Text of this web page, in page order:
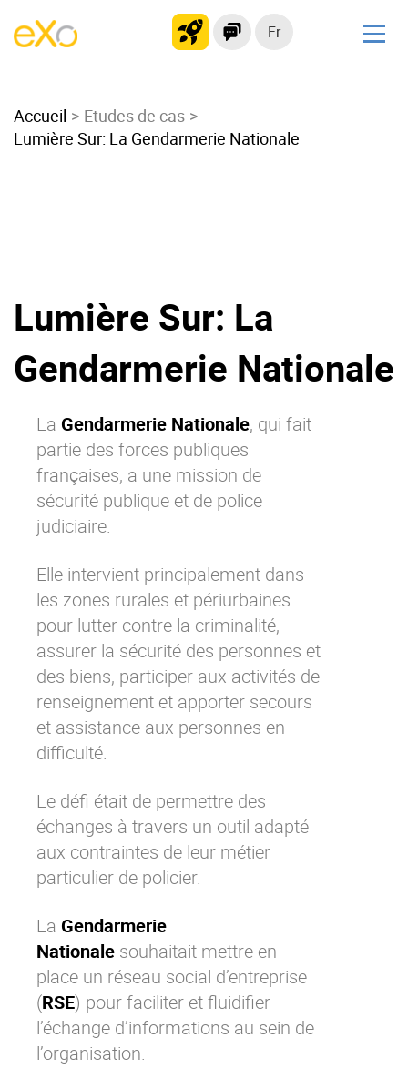
Fr
Intranet moderne
Plateforme collaborative
Migrer vers eXo Platform
La Plateforme
Pourquoi eXo
Internationalisation
Mobile
Intégrations
IA maitrisée
Architecture
Sécurité
Open source
A propos d’eXo
Centre de ressources
Contactez-nous
Essayez eXo
Accueil
Etudes de cas
Lumière Sur: La Gendarmerie Nationale
Lumière Sur: La
Gendarmerie Nationale
La Gendarmerie Nationale, qui fait
partie des forces publiques
françaises, a une mission de
sécurité publique et de police
judiciaire.
Elle intervient principalement dans
les zones rurales et périurbaines
pour lutter contre la criminalité,
assurer la sécurité des personnes et
des biens, participer aux activités de
renseignement et apporter secours
et assistance aux personnes en
difficulté.
Le défi était de permettre des
échanges à travers un outil adapté
aux contraintes de leur métier
particulier de policier.
La Gendarmerie
Nationale souhaitait mettre en
place un réseau social d’entreprise
(RSE) pour faciliter et fluidifier
l’échange d’informations au sein de
l’organisation.